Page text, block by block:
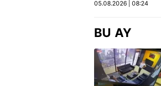
otobüsüne çarptı: 3
05.08.2026 | 08:24
BU AY